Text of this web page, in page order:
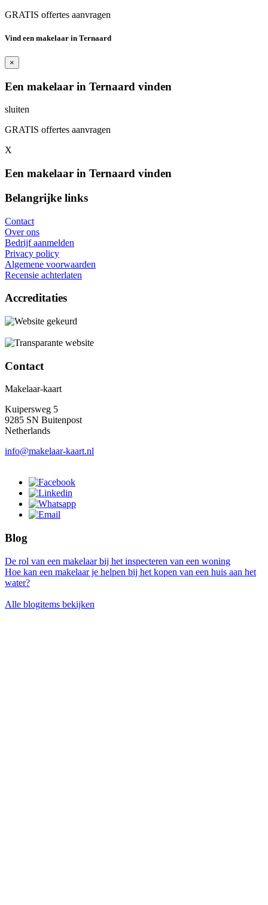
GRATIS offertes aanvragen
Vind een makelaar in Ternaard
×
Een makelaar in Ternaard vinden
sluiten
GRATIS offertes aanvragen
X
Een makelaar in Ternaard vinden
Belangrijke links
Contact
Over ons
Bedrijf aanmelden
Privacy policy
Algemene voorwaarden
Recensie achterlaten
Accreditaties
Contact
Makelaar-kaart
Kuipersweg 5
9285 SN Buitenpost
Netherlands
info@makelaar-kaart.nl
Blog
De rol van een makelaar bij het inspecteren van een woning
Hoe kan een makelaar je helpen bij het kopen van een huis aan het
water?
Alle blogitems bekijken